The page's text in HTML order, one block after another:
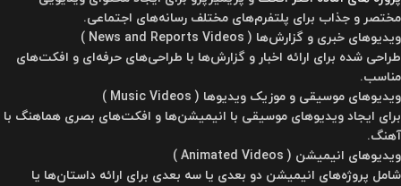
مختصر و جذاب برای پلتفرم‌های مختلف رسانه‌های اجتماعی.
ویدیوهای خبری و گزارش‌ها ( News and Reports Videos )
طراحی شده برای ارائه اخبار و گزارش‌ها با طراحی‌های حرفه‌ای و افکت‌های
مناسب.
ویدیوهای موسیقی و موزیک ویدیوها ( Music Videos )
برای ایجاد ویدیوهای موسیقی با انیمیشن‌ها و افکت‌های بصری هماهنگ با
آهنگ.
ویدیوهای انیمیشن ( Animated Videos )
شامل پروژه‌های انیمیشن دو بعدی یا سه بعدی برای ارائه داستان‌ها یا